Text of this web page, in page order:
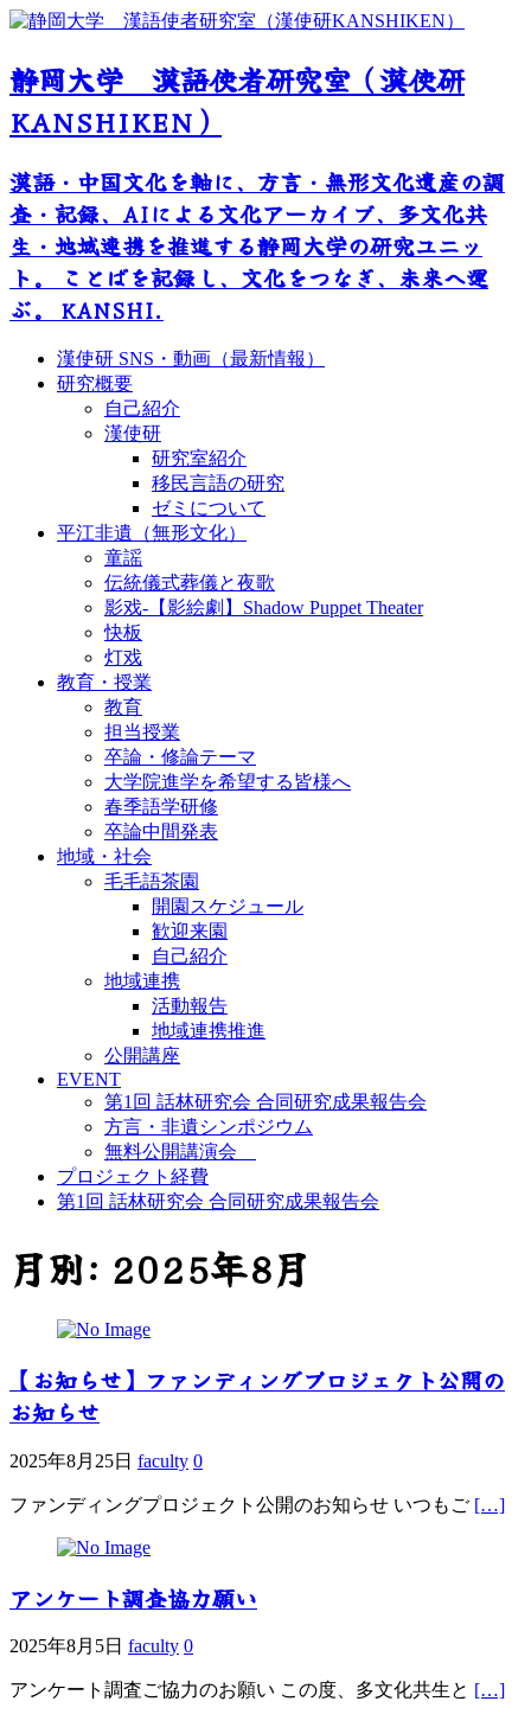
静岡大学 漢語使者研究室（漢使研
KANSHIKEN）
漢語・中国文化を軸に、方言・無形文化遺産の調
査・記録、AIによる文化アーカイブ、多文化共
生・地域連携を推進する静岡大学の研究ユニッ
ト。 ことばを記録し、文化をつなぎ、未来へ運
ぶ。 KANSHI.
漢使研 SNS・動画（最新情報）
研究概要
自己紹介
漢使研
研究室紹介
移民言語の研究
ゼミについて
平江非遺（無形文化）
童謡
伝統儀式葬儀と夜歌
影戏-【影絵劇】Shadow Puppet Theater
快板
灯戏
教育・授業
教育
担当授業
卒論・修論テーマ
大学院進学を希望する皆様へ
春季語学研修
卒論中間発表
地域・社会
毛毛語茶園
開園スケジュール
歓迎来園
自己紹介
地域連携
活動報告
地域連携推進
公開講座
EVENT
第1回 話林研究会 合同研究成果報告会
方言・非遺シンポジウム
無料公開講演会
プロジェクト経費
第1回 話林研究会 合同研究成果報告会
月別: 2025年8月
【お知らせ】ファンディングプロジェクト公開の
お知らせ
2025年8月25日 faculty 0
ファンディングプロジェクト公開のお知らせ いつもご […]
アンケート調査協力願い
2025年8月5日 faculty 0
アンケート調査ご協力のお願い この度、多文化共生と […]